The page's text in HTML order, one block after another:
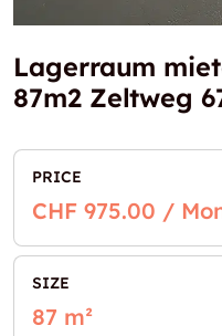
Lagerraum
87m2 Zeltweg
PRICE
CHF 975.00 /
SIZE
87 m²